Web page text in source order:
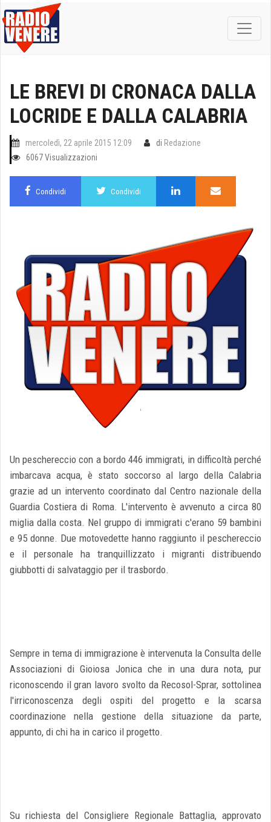
LE BREVI DI CRONACA DALLA
LOCRIDE E DALLA CALABRIA
mercoledì, 22 aprile 2015 12:09 di Redazione
6067 Visualizzazioni
Condividi Condividi
Un peschereccio con a bordo 446 immigrati, in difficoltà perché
imbarcava acqua, è stato soccorso al largo della Calabria
grazie ad un intervento coordinato dal Centro nazionale della
Guardia Costiera di Roma. L'intervento è avvenuto a circa 80
miglia dalla costa. Nel gruppo di immigrati c'erano 59 bambini
e 95 donne. Due motovedette hanno raggiunto il peschereccio
e il personale ha tranquillizzato i migranti distribuendo
giubbotti di salvataggio per il trasbordo.
Sempre in tema di immigrazione è intervenuta la Consulta delle
Associazioni di Gioiosa Jonica che in una dura nota, pur
riconoscendo il gran lavoro svolto da Recosol-Sprar, sottolinea
l'irriconoscenza degli ospiti del progetto e la scarsa
coordinazione nella gestione della situazione da parte,
appunto, di chi ha in carico il progetto.
Su richiesta del Consigliere Regionale Battaglia, approvato